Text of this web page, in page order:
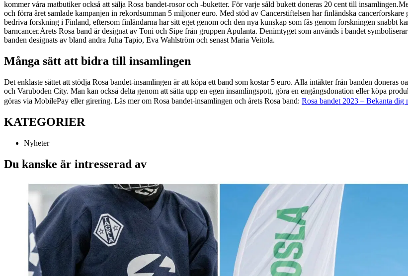
kommer våra matbutiker också att sälja Rosa bandet-rosor och -buketter. För varje såld bukett doneras 20 cent till insamlingen.
och förra året samlade kampanjen in rekordsumman 5 miljoner euro. Med stöd av Cancerstiftelsen har finländska
bedriva forskning i Finland, eftersom finländarna har sitt eget genom och den nya kunskap som fås genom forskningen snabbt
barncancer.Årets Rosa band är designat av Toni och Sipe från gruppen Apulanta. Denimtyget som används i bandet
banden designats av bland andra Juha Tapio, Eva Wahlström och senast Maria Veitola.
Många sätt att bidra till insamlingen
Det enklaste sättet att stödja Rosa bandet-insamlingen är att köpa ett band som kostar 5 euro. Alla intäkter från banden
och Varuboden City. Man kan också delta genom att sätta upp en egen insamlingspott, göra en engångsdonation eller köpa
göras via MobilePay eller girering. Läs mer om Rosa bandet-insamlingen och årets Rosa band: Rosa bandet 2023 – Bekanta
KATEGORIER
Nyheter
Du kanske är intresserad av